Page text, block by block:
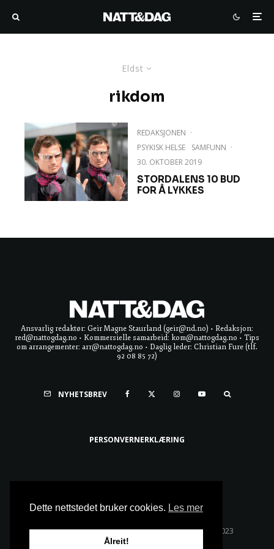
Eldst
rikdom
REDAKSJONEN ·
PSYKISK HELSE
SAMFUNN ·
30. OKTOBER 2019
STORDALENS 10 BUD
FOR Å LYKKES
Ansvarlig redaktør: Geir Magne Staurland (geir@nd.no) • Redaksjon:
red@nattogdag.no • Kommersielle samarbeid: kom@nattogdag.no • Tips
om arrangementer: arr@nattogdag.no • Daglig leder: Christian Fure (tlf.
92 08 85 72)
NYHETSBREV
PERSONVERNERKLÆRING
Alle rettigheter reservert • Copyright © Natt & Dag 2023
Dette nettstedet bruker cookies. Les mer
Ålreit!